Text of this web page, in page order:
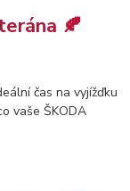
🍂
čas na vyjížďku
vaše ŠKODA